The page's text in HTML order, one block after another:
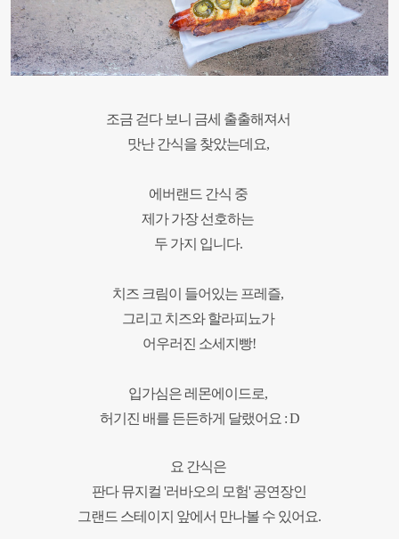
조금 걷다 보니 금세 출출해져서
맛난 간식을 찾았는데요,
에버랜드 간식 중
제가 가장 선호하는
두 가지 입니다.
치즈 크림이 들어있는 프레즐,
그리고 치즈와 할라피뇨가
어우러진 소세지빵!
입가심은 레몬에이드로,
허기진 배를 든든하게 달랬어요 : D
요 간식은
판다 뮤지컬 '러바오의 모험' 공연장인
그랜드 스테이지 앞에서 만나볼 수 있어요.